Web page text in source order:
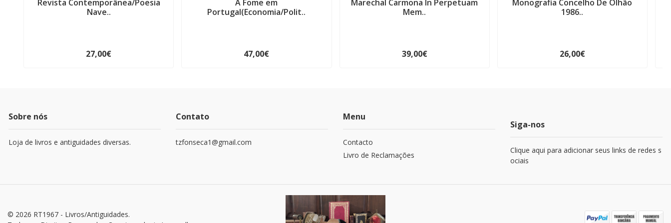
Revista Contemporânea/Poesia
Nave..
27,00€
A Fome em
Portugal(Economia/Polit..
47,00€
Marechal Carmona In Perpetuam
Mem..
39,00€
Monografia Concelho De Olhão
1986..
26,00€
Sobre nós
Loja de livros e antiguidades diversas.
Contato
tzfonseca1@gmail.com
Menu
Contacto
Livro de Reclamações
Siga-nos
Clique aqui para adicionar seus links de redes s
ociais
© 2026 RT1967 - Livros/Antiguidades.